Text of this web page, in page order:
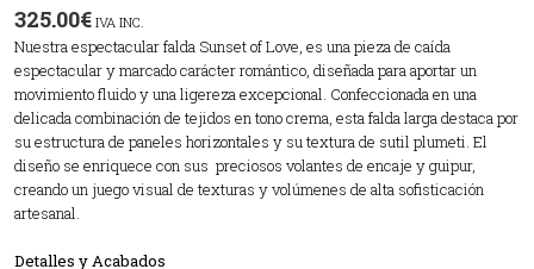
325.00€ IVA INC.
Nuestra espectacular falda Sunset of Love, es una pieza de caída
espectacular y marcado carácter romántico, diseñada para aportar un
movimiento fluido y una ligereza excepcional. Confeccionada en una
delicada combinación de tejidos en tono crema, esta falda larga destaca por
su estructura de paneles horizontales y su textura de sutil plumeti. El
diseño se enriquece con sus preciosos volantes de encaje y guipur,
creando un juego visual de texturas y volúmenes de alta sofisticación
artesanal.
Detalles y Acabados